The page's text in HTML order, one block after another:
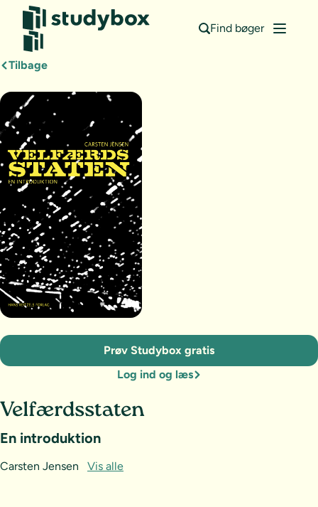
Find bøger
Tilbage
Velfærdsstaten
En introduktion
Carsten Jensen Vis alle
Prøv Studybox gratis
Log ind og læs